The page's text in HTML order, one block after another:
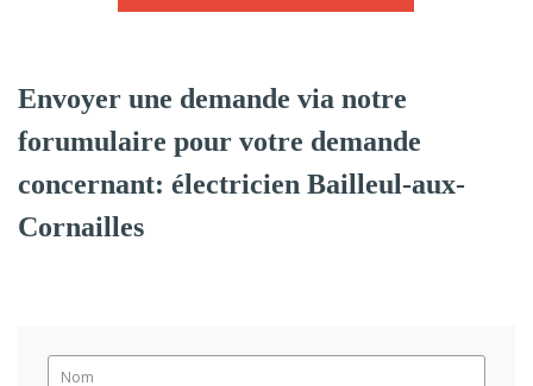
Envoyer une demande via notre
forumulaire pour votre demande
concernant: électricien Bailleul-aux-
Cornailles